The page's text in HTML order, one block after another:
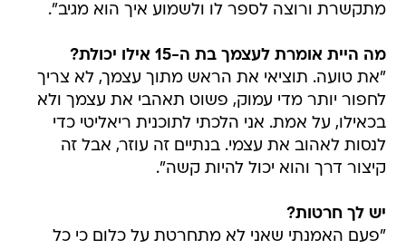
מתקשרת ורוצה לספר לו ולשמוע איך הוא מגיב".
מה היית אומרת לעצמך בת ה-15 אילו יכולת?
"את טועה. תוציאי את הראש מתוך עצמך, לא צריך
לחפור יותר מדי עמוק, פשוט תאהבי את עצמך ולא
בכאילו, על אמת. אני הלכתי לתוכנית ריאליטי כדי
לנסות לאהוב את עצמי. בנתיים זה עוזר, אבל זה
קיצור דרך והוא יכול להיות קשה".
יש לך חרטות?
"פעם האמנתי שאני לא מתחרטת על כלום כי כל